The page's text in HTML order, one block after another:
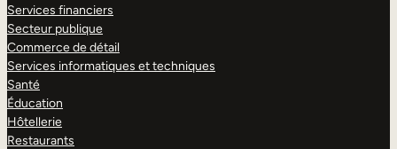
Services financiers
Secteur publique
Commerce de détail
Services informatiques et techniques
Santé
Éducation
Hôtellerie
Restaurants